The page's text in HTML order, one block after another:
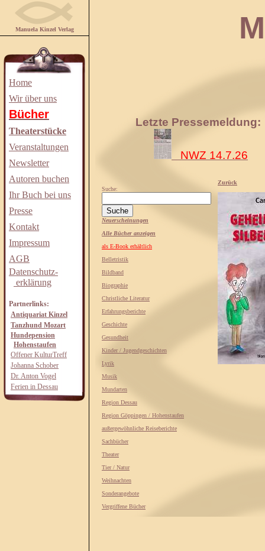
Manuela Kinzel Verlag
Home
Wir über uns
Bücher
Theaterstücke
Veranstaltungen
Newsletter
Autoren buchen
Ihr Buch bei uns
Presse
Kontakt
Impressum
AGB
Datenschutz-
erklärung
Partnerlinks:
Antiquariat Kinzel
Tanzhund Mozart
Hundepension
Hohenstaufen
Offener KulturTreff
Johanna Schober
Dr. Anton Vogel
Ferien in Dessau
Letzte Pressemeldung:
NWZ 14.7.26
Suche:
Neuerscheinungen
Alle Bücher anzeigen
als E-Book erhältlich
Belletristik
Bildband
Biographie
Christliche Literatur
Erfahrungsberichte
Geschichte
Gesundheit
Kinder / Jugendgeschichten
Lyrik
Musik
Mundarten
Region Dessau
Region Göppingen / Hohenstaufen
außergewöhnliche Reiseberichte
Sachbücher
Theater
Tier / Natur
Weihnachten
Sonderangebote
Vergriffene Bücher
Zurück